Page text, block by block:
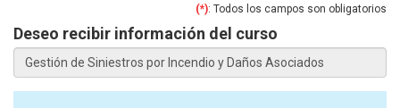
(*): Todos los campos son obligatorios
Deseo recibir información del curso